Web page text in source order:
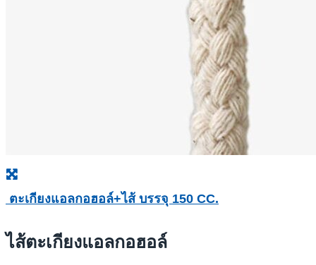
ตะเกียงแอลกอฮอล์+ไส้ บรรจุ 150 CC.
ไส้ตะเกียงแอลกอฮอล์